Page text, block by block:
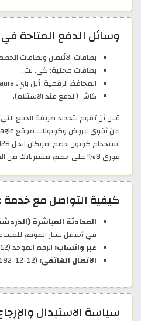
وسائل الدفع المتاحة في
بطاقات الائتمان وبطاقات
بطاقات محلية: كي. نت.
المحافظ الرقمية: أبل باي، aura.
كاش (الدفع عند الاستلام).
قبل أن تقوم بتحديد طريقة الدفع
استخدام كوبون خصم امريكان ايجل 2026
فوري 8% على جميع مشترياتك من الموقع.
كيفية التواصل مع خدمة
المحادثة المباشرة
في أسفل يسار الموقع
عبر واتساب: الرقم الموحد (9651821212).
الاتصال الهاتفي: (12-12-182).
سياسة الاستبدال